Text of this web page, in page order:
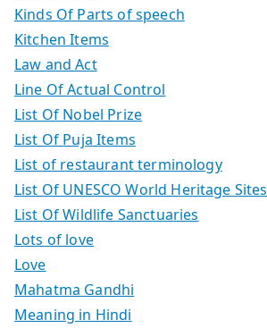
Kinds Of Parts of speech
Kitchen Items
Law and Act
Line Of Actual Control
List Of Nobel Prize
List Of Puja Items
List of restaurant terminology
List Of UNESCO World Heritage Sites
List Of Wildlife Sanctuaries
Lots of love
Love
Mahatma Gandhi
Meaning in Hindi